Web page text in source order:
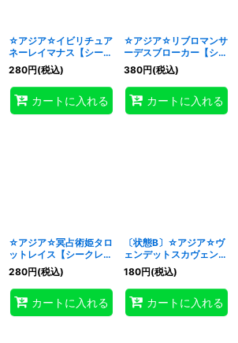
☆アジア☆イビリチュア
ネーレイマナス【シーク
レット】{アジアPHHY-
JP032}《儀式》
280円(税込)
カートに入れる
☆アジア☆リブロマンサ
ーデスブローカー【シー
クレット】{アジア
WPP3-JP021}《儀式》
380円(税込)
カートに入れる
☆アジア☆冥占術姫タロ
ットレイス【シークレッ
ト】{アジアDABL-
JP038}《儀式》
280円(税込)
カートに入れる
〔状態B〕☆アジア☆ヴ
ェンデットスカヴェンジ
ャー【シークレット】
{アジアPOTE-JP040}
《儀式》
180円(税込)
カートに入れる